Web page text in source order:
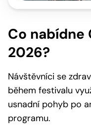
Co nabídne
2026?
Návštěvníci se
během festivalu
usnadní pohyb po
programu.